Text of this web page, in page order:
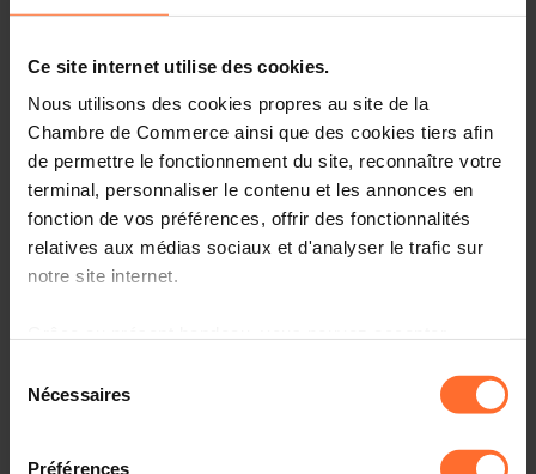
Ce site internet utilise des cookies.
Nous utilisons des cookies propres au site de la
Chambre de Commerce ainsi que des cookies tiers afin
de permettre le fonctionnement du site, reconnaître votre
terminal, personnaliser le contenu et les annonces en
fonction de vos préférences, offrir des fonctionnalités
relatives aux médias sociaux et d'analyser le trafic sur
notre site internet.
à l’exception des cookies strictement nécessaires au
fonctionnement du site. Une description des différents
cookies est accessible sous l’onglet « Détails » ci-
Nécessaires
Préférences
Pavilion atMIPIM 2025, the world’s leading real estate
Cannes (France).
Every year, MIPIM
brings together the most influential
players from all sectors of the international property
event provides unique access to global capital and
concrete solutions for making assets more sustainable
and resilient in a rapidly changing world.
Where?Palais des Festivals, Cannes (FR)
For the 2025 edition, the national pavilion will be